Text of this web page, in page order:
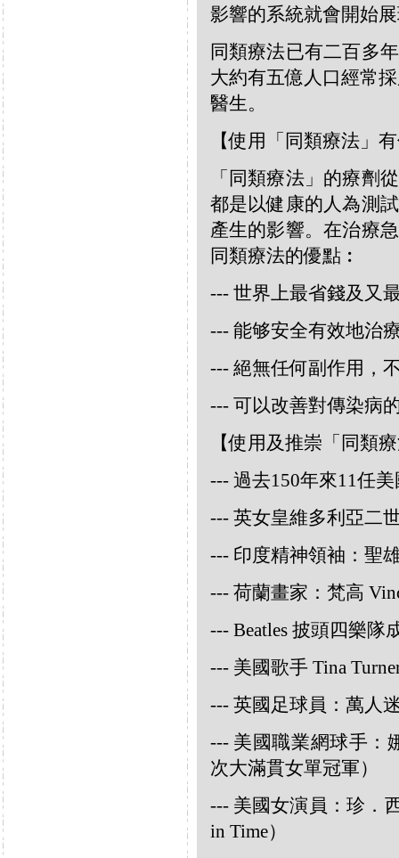
影響的系統就會開始
同類療法已有二百多
大約有五億人口經常
醫生。
【使用「同類療法」
「同類療法」的療劑
都是以健康的人為測
產生的影響。在治療
同類療法的優點︰
--- 世界上最省錢及又
--- 能够安全有效地治
--- 絕無任何副作用，
--- 可以改善對傳染病
【使用及推崇「同類
--- 過去150年來11任
--- 英女皇維多利亞二
--- 印度精神領袖：聖
--- 荷蘭畫家：梵高
--- Beatles 披頭四樂隊
--- 美國歌手 Tina
--- 英國足球員：萬人
--- 美國職業網球手：
次大滿貫女單冠軍）
--- 美國女演員：珍．
in Time）